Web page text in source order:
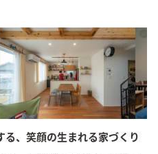
る、笑顔の生まれる家づくり